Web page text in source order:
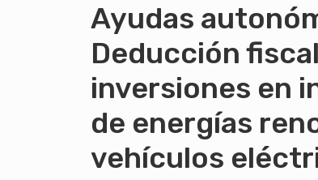
Ayudas
Deducción
inversiones en
de energías
vehículos